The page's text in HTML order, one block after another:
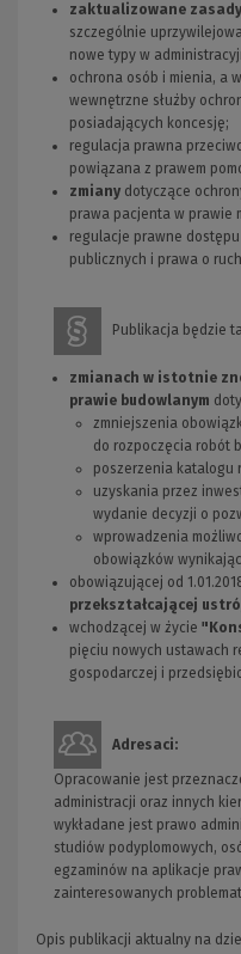
zaktualizowane zasady
szczególnie
nowe typy w
ochrona osób i mienia, a
wewnętrzne służby
posiadających koncesję;
regulacja prawna
powiązana z prawem
zmiany dotyczące
prawa pacjenta w prawie
regulacje prawne
publicznych i prawa o
Publikacja będzie
zmianach w istotnie
prawie budowlanym
zmniejszenia
do rozpoczęcia robót
poszerzenia katalogu
uzyskania przez
wydanie decyzji o
wprowadzenia
obowiązków
obowiązującej od
przekształcającej
wchodzącej w życie
pięciu nowych ustawach
gospodarczej i
Adresaci:
Opracowanie jest
administracji oraz innych
wykładane jest prawo
studiów podyplomowych,
egzaminów na aplikacje
zainteresowanych
Opis publikacji aktualny na